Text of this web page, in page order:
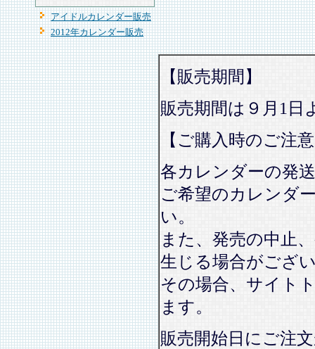
アイドルカレンダー販売
2012年カレンダー販売
【販売期間】
販売期間は９月1日
【ご購入時のご注
各カレンダーの発
ご希望のカレンダ
い。
また、発売の中止
生じる場合がござ
その場合、サイト
ます。
販売開始日にご注